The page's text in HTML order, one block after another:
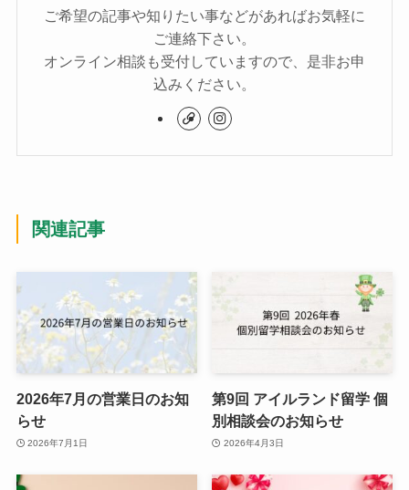
ご希望の記事や知りたい事などがあればお気軽に
ご連絡下さい。
オンライン相談も受付していますので、是非お申
込みください。
関連記事
2026年7月の営業日のお知
らせ
2026年7月1日
第9回 アイルランド留学 個
別相談会のお知らせ
2026年4月3日